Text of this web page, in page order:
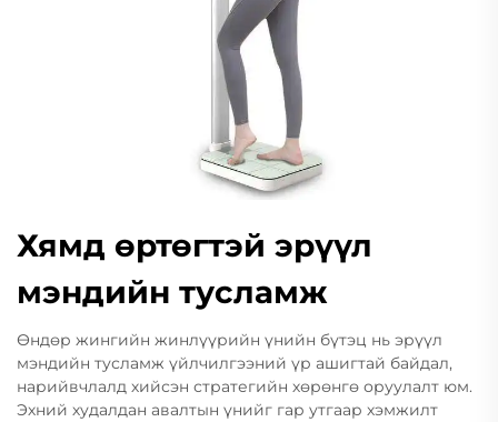
Хямд өртөгтэй эрүүл
мэндийн тусламж
Өндөр жингийн жинлүүрийн үнийн бүтэц нь эрүүл
мэндийн тусламж үйлчилгээний үр ашигтай байдал,
нарийвчлалд хийсэн стратегийн хөрөнгө оруулалт юм.
Эхний худалдан авалтын үнийг гар утгаар хэмжилт